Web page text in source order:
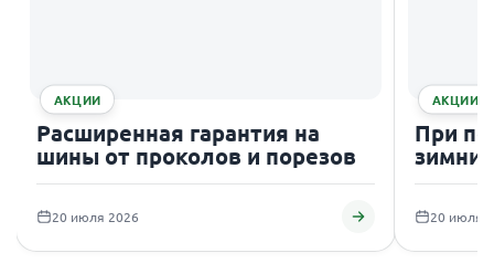
АКЦИИ
Расширенная гарантия на
шины от проколов и порезов
20 июля 2026
АКЦИИ
При
20 июля